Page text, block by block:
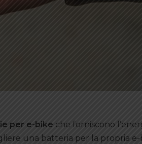
per e-bike che forniscono
una batteria per la propria e-